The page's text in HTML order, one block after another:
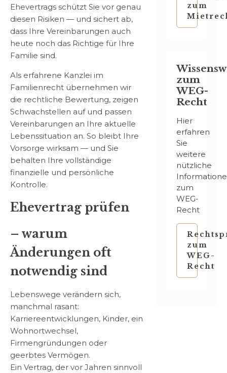
Ehevertrags schützt Sie vor genau
diesen Risiken — und sichert ab,
dass Ihre Vereinbarungen auch
heute noch das Richtige für Ihre
Familie sind.
Als erfahrene Kanzlei im
Familienrecht übernehmen wir
die rechtliche Bewertung, zeigen
Schwachstellen auf und passen
Vereinbarungen an Ihre aktuelle
Lebenssituation an. So bleibt Ihre
Vorsorge wirksam — und Sie
behalten Ihre vollständige
finanzielle und persönliche
Kontrolle.
Ehevertrag prüfen
– warum
Änderungen oft
notwendig sind
Lebenswege verändern sich,
manchmal rasant:
Karriereentwicklungen, Kinder, ein
Wohnortwechsel,
Firmengründungen oder
geerbtes Vermögen.
Ein Vertrag, der vor Jahren sinnvoll
zum
zum
WEG-
Recht
Hier
erfahren
Sie
weitere
nützliche
zum
WEG-
Recht
zum
WEG-
Recht